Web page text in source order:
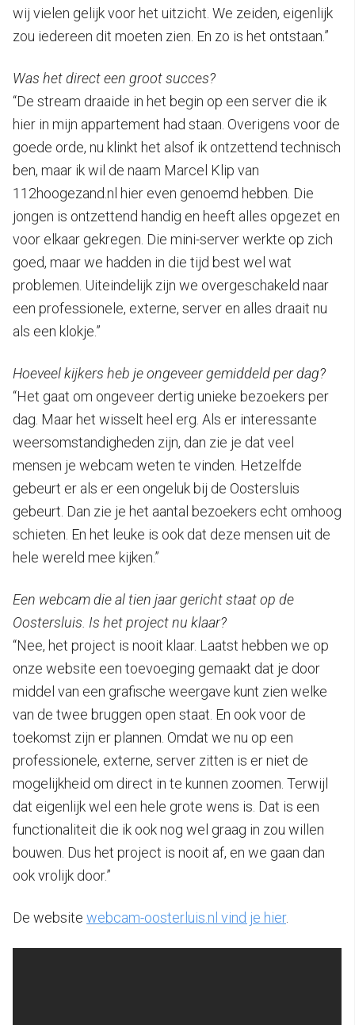
wij vielen gelijk voor het uitzicht. We zeiden, eigenlijk
zou iedereen dit moeten zien. En zo is het ontstaan.”
Was het direct een groot succes?
“De stream draaide in het begin op een server die ik
hier in mijn appartement had staan. Overigens voor de
goede orde, nu klinkt het alsof ik ontzettend technisch
ben, maar ik wil de naam Marcel Klip van
112hoogezand.nl hier even genoemd hebben. Die
jongen is ontzettend handig en heeft alles opgezet en
voor elkaar gekregen. Die mini-server werkte op zich
goed, maar we hadden in die tijd best wel wat
problemen. Uiteindelijk zijn we overgeschakeld naar
een professionele, externe, server en alles draait nu
als een klokje.”
Hoeveel kijkers heb je ongeveer gemiddeld per dag?
“Het gaat om ongeveer dertig unieke bezoekers per
dag. Maar het wisselt heel erg. Als er interessante
weersomstandigheden zijn, dan zie je dat veel
mensen je webcam weten te vinden. Hetzelfde
gebeurt er als er een ongeluk bij de Oostersluis
gebeurt. Dan zie je het aantal bezoekers echt omhoog
schieten. En het leuke is ook dat deze mensen uit de
hele wereld mee kijken.”
Een webcam die al tien jaar gericht staat op de
Oostersluis. Is het project nu klaar?
“Nee, het project is nooit klaar. Laatst hebben we op
onze website een toevoeging gemaakt dat je door
middel van een grafische weergave kunt zien welke
van de twee bruggen open staat. En ook voor de
toekomst zijn er plannen. Omdat we nu op een
professionele, externe, server zitten is er niet de
mogelijkheid om direct in te kunnen zoomen. Terwijl
dat eigenlijk wel een hele grote wens is. Dat is een
functionaliteit die ik ook nog wel graag in zou willen
bouwen. Dus het project is nooit af, en we gaan dan
ook vrolijk door.”
De website webcam-oosterluis.nl vind je hier.